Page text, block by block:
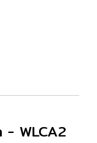
WLCA2